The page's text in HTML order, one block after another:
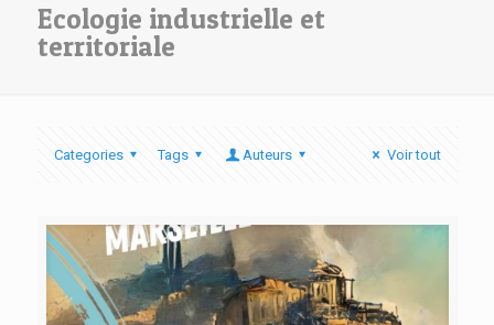
Ecologie industrielle et
territoriale
Categories Tags Auteurs Voir tout